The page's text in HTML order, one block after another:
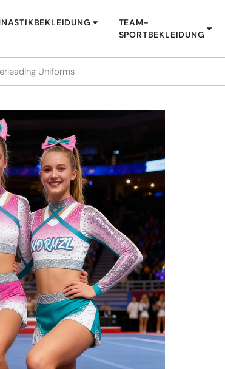
TEAM-
SPORTBEKLEIDUNG
Uniforms